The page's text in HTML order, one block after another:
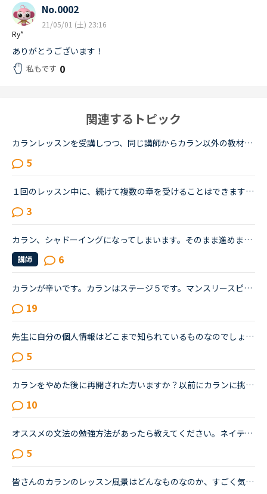
Ry*
No.0002
21/05/01 (土) 23:16
ありがとうございます！
私もです 0
関連するトピック
カランレッスンを受講しつつ、同じ講師からカラン以外の教材でもレッスンを受講しているかたにお尋ねします。私は現状stage8で、これまでカラン以外のレッスンはほとんどサドンで様々な講師から受講していました...
5
１回のレッスン中に、続けて複数の章を受けることはできますか。一度受けたレッスンを復習がてら、１回のレッスン中に続けて受けたい、このチャプターとこのチャプターが弱いので、時間はかけなくていいけど２つ...
3
カラン、シャドーイングになってしまいます。そのまま進めますか？カランをしてます。今10で段々文章が長くなってきて前置詞も間違えまくるしそれ以上にただのシャドーイングになってきた事に気づきました。おそ...
講師 6
カランが辛いです。カランはステージ５です。マンスリースピーキングテストは毎回５か６です。オンライン英会話は1年前に他社で入会し、カランに惹かれてNCへ転校（？）しました。最初は死ぬほど緊張していたレッ...
19
先生に自分の個人情報はどこまで知られているものなのでしょうか？発音のレッスンで、一回でうまくできなかったチャプターがあったので違う先生で再度受講しました。その時に先生に「あ、一回やったのね？」と聞...
5
カランをやめた後に再開された方いますか？以前にカランに挑戦しましたが、３〜４回やめています。ステージはたぶん５。復習に時間がかかるので、レッスンスケジュールがタイトになり諦めてしまいました。あと子...
10
オススメの文法の勉強方法があったら教えてください。ネイティブキャンプを初めて半年ほど経つものです。（２４歳 女）目的は海外の友達と話せるようになりたい。日常会話をマスターしたと思い始めました。レベ...
5
皆さんのカランのレッスン風景はどんなものなのか、すごく気になってます。私は間もなくカランstage6に入るものです。毎日1〜2レッスンのカランを受けています。超高速の先生に当たった時や、復習してたのに全然...